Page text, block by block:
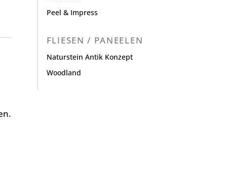
Peel & Impress
FLIESEN / PANEELEN
Naturstein Antik Konzept
Woodland